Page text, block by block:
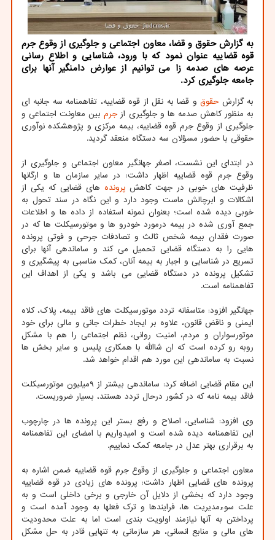
به گزارش حقوق و قضا، معاون اجتماعی و جلوگیری از وقوع جرم
قوه قضاییه عنوان نمود که با ورود، شناسایی و اطلاع رسانی
عرصه های صدمه زا می توانیم از عوارض دامنگیر آنها برای
جامعه جلوگیری کرد.
به گزارش حقوقو قضا به نقل از قوه قضاییه، تفاهمنامه سه جانبه ای
به منظور کاهش صدمه ها و جلوگیری از جرمبین معاونت اجتماعی و
جلوگیری از وقوع جرم قوه قضاییه، بیمه مرکزی و پژوهشکده نوآوری
حقوقی با حضور مسؤلان سه دستگاه منعقد گردید.
در ابتدای این نشست، اصغر جهانگیر معاون اجتماعی و جلوگیری از
وقوع جرم قوه قضاییه اظهار داشت: در سایر سازمان ها و ارگانها
ظرفیت های خوبی در جهت کاهش پرونده های قضایی که یکی از
اشکالات و ابرچالش ماست وجود دارد و این نگاه در سند تحول به
خوبی دیده شده است؛ بعنوان نمونه استفاده از داده ها و اطلاعات
جمع آوری شده در بیمه درمورد خودرو ها و موتورسیکلت ها که در
صورت فقدان بیمه شخص ثالث و تصادفات جرحی و فوتی پرونده
هایی را به دستگاه قضایی تحمیل می کند و ساماندهی آنها برای
تسریع در شناسایی و اجبار به بیمه آنان، کمک مناسبی به پیشگیری و
تشکیل پرونده در دستگاه قضایی می باشد و یکی از اهداف این
تفاهمنامه است.
جهانگیر افزود: متاسفانه تردد موتورسیکلت های فاقد بیمه، پلاک، کلاه
ایمنی و ناقض قانون، علاوه بر ایجاد خطرات جانی و مالی برای خود
موتورسواران و مردم، امنیت روانی، نظم اجتماعی را هم با مشکل
روبه رو کرده است که ان شاالله با همکاری پلیس و سایر بخش ها
نسبت به ساماندهی این مورد هم اقدام خواهد شد.
این مقام قضایی اضافه کرد: ساماندهی بیشتر از ۹میلیون موتورسیکلت
فاقد بیمه نامه که در کشور درحال تردد هستند، بسیار ضروریست.
وی افزود: شناسایی، اصلاح و رفع بستر این پرونده ها در چارچوب
این تفاهمنامه دیده شده است و امیدواریم با امضای این تفاهمنامه
به برقراری بهتر عدل در جامعه کمک نماییم.
معاون اجتماعی و جلوگیری از وقوع جرم قوه قضاییه ضمن اشاره به
پرونده های قضایی اظهار داشت: پرونده های زیادی در قوه قضاییه
وجود دارد که بخشی از دلایل آن خارجی و برخی داخلی است و به
علت سوءمدیریت ها، فرایندها و ترک فعلها به وجود آمده است و
پرداختن به آنها نیازمند اولویت بندی است اما به علت محدودیت
های مالی و منابع انسانی، هر سازمانی به تنهایی قادر به حل مشکل